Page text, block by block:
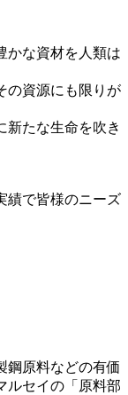
かな資材を人類は
の資源にも限りが
新たな生命を吹き
績で皆様のニーズ
鋼原料などの有価
ルセイの「原料部